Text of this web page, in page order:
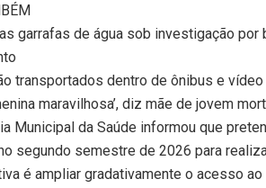
garrafas de água sob investigação
transportados dentro de ônibus e
maravilhosa’, diz mãe de jovem
Municipal da Saúde informou que
segundo semestre de 2026 para
é ampliar gradativamente o acesso